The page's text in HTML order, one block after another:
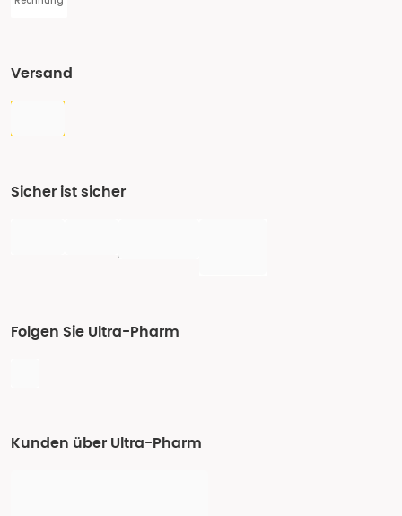
Versand
Sicher ist sicher
Folgen Sie Ultra-Pharm
Kunden über Ultra-Pharm